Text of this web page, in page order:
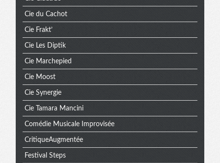
Cie du Cachot
Cie Frakt’
Cie Les Diptik
Cie Marchepied
Cie Moost
Cie Synergie
Cie Tamara Mancini
Comédie Musicale Improvisée
CritiqueAugmentée
Festival Steps